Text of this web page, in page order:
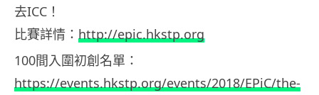
去ICC！
比賽詳情： http://epic.hkstp.org
100間入圍初創名單：
https://events.hkstp.org/events/2018/EPiC/the-